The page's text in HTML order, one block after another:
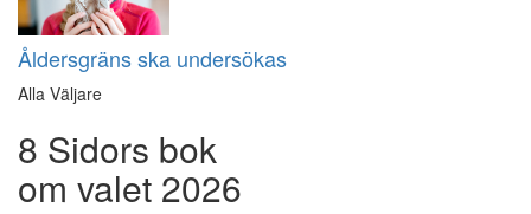
Åldersgräns ska undersökas
Alla Väljare
8 Sidors bok
om valet 2026